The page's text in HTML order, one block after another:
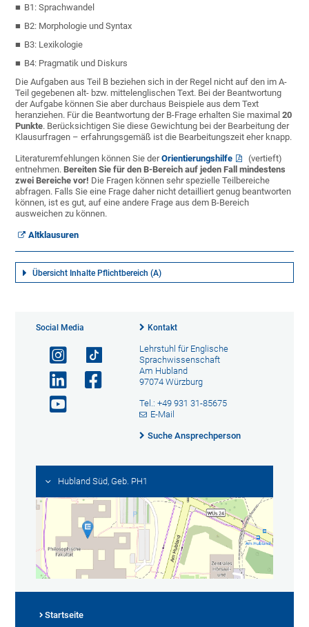
B1: Sprachwandel
B2: Morphologie und Syntax
B3: Lexikologie
B4: Pragmatik und Diskurs
Die Aufgaben aus Teil B beziehen sich in der Regel nicht auf den im A-
Teil gegebenen alt- bzw. mittelenglischen Text. Bei der Beantwortung
der Aufgabe können Sie aber durchaus Beispiele aus dem Text
heranziehen. Für die Beantwortung der B-Frage erhalten Sie maximal20
Punkte. Berücksichtigen Sie diese Gewichtung bei der Bearbeitung der
Klausurfragen – erfahrungsgemäß ist die Bearbeitungszeit eher knapp.
Literaturemfehlungen können Sie derOrientierungshilfe
(vertieft)
entnehmen.Bereiten Sie für den B-Bereich auf jeden Fall mindestens
zwei Bereiche vor! Die Fragen können sehr spezielle Teilbereiche
abfragen. Falls Sie eine Frage daher nicht detailliert genug beantworten
können, ist es gut, auf eine andere Frage aus dem B-Bereich
ausweichen zu können.
Altklausuren
Übersicht Inhalte Pflichtbereich (A)
Social Media Kontakt
Lehrstuhl für Englische
Sprachwissenschaft
Am Hubland
97074 Würzburg
Tel.: +49 931 31-85675
E-Mail
Suche Ansprechperson
Hubland Süd, Geb. PH1
Startseite